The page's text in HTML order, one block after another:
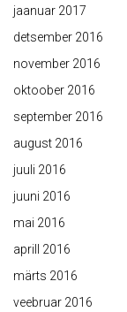
jaanuar 2017
detsember 2016
november 2016
oktoober 2016
september 2016
august 2016
juuli 2016
juuni 2016
mai 2016
aprill 2016
märts 2016
veebruar 2016